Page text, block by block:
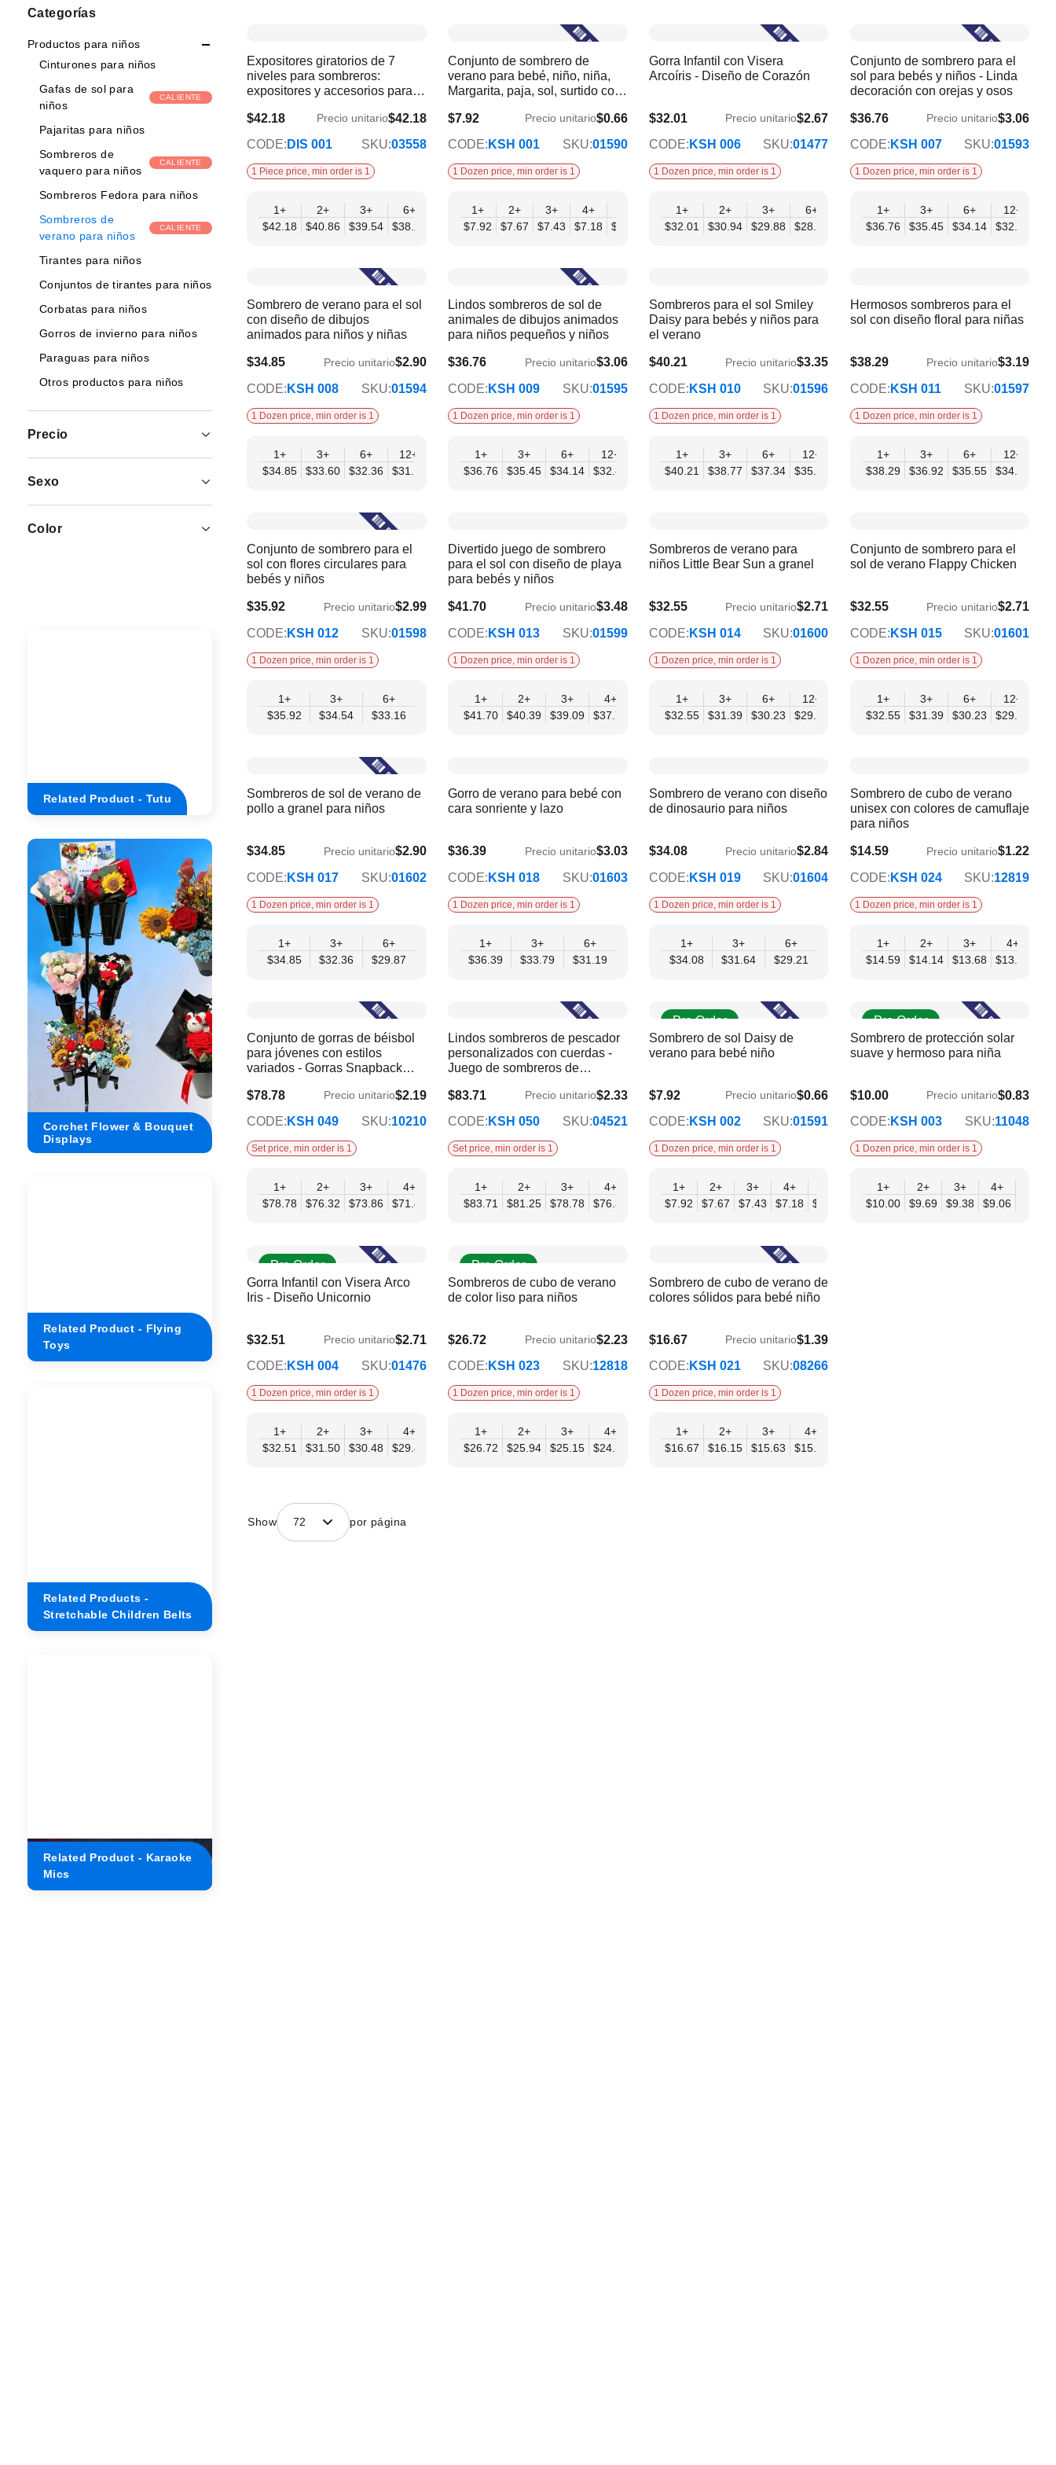
Expositores giratorios de 7
niveles para sombreros:
expositores y accesorios para
$42.18
$35.59 Precio unitario$42.18
CODE: DIS 001 SKU:03558
1 Piece price, min order is 1
1+
$42.18
2+
$40.86
3+
$39.54
6+
$38.22
$36.90
$35.59
Conjunto de sombrero de
verano para bebé, niño, niña,
Margarita, paja, sol, surtido con
$7.92
$6.44 Precio unitario$0.66
CODE: KSH 001 SKU:01590
1 Dozen price, min order is 1
1+
$7.92
2+
$7.67
3+
$7.43
4+
$7.18
$6.93
$6.68
$6.44
Gorra Infantil con Visera
Arcoíris - Diseño de Corazón
$32.01
$26.68 Precio unitario$2.67
CODE: KSH 006 SKU:01477
1 Dozen price, min order is 1
1+
$32.01
2+
$30.94
3+
$29.88
6+
$28.81
$27.74
12+
$26.68
Conjunto de sombrero para el
sol para bebés y niños - Linda
decoración con orejas y osos
$36.76
$32.83 Precio unitario$3.06
CODE: KSH 007 SKU:01593
1 Dozen price, min order is 1
1+
$36.76
3+
$35.45
6+
$34.14
12+
$32.83
Sombrero de verano para el sol
con diseño de dibujos
animados para niños y niñas
$34.85
$31.11 Precio unitario$2.90
CODE: KSH 008 SKU:01594
1 Dozen price, min order is 1
1+
$34.85
3+
$33.60
6+
$32.36
12+
$31.11
Lindos sombreros de sol de
animales de dibujos animados
para niños pequeños y niños
$36.76
$32.83 Precio unitario$3.06
CODE: KSH 009 SKU:01595
1 Dozen price, min order is 1
1+
$36.76
3+
$35.45
6+
$34.14
12+
$32.83
Sombreros para el sol Smiley
Daisy para bebés y niños para
el verano
$40.21
$35.90 Precio unitario$3.35
CODE: KSH 010 SKU:01596
1 Dozen price, min order is 1
1+
$40.21
3+
$38.77
6+
$37.34
12+
$35.90
Hermosos sombreros para el
sol con diseño floral para niñas
$38.29
$34.19 Precio unitario$3.19
CODE: KSH 011 SKU:01597
1 Dozen price, min order is 1
1+
$38.29
3+
$36.92
6+
$35.55
12+
$34.19
Conjunto de sombrero para el
sol con flores circulares para
bebés y niños
$35.92
$33.16 Precio unitario$2.99
CODE: KSH 012 SKU:01598
1 Dozen price, min order is 1
1+
$35.92
3+
$34.54
6+
$33.16
Divertido juego de sombrero
para el sol con diseño de playa
para bebés y niños
$41.70
$33.88 Precio unitario$3.48
CODE: KSH 013 SKU:01599
1 Dozen price, min order is 1
1+
$41.70
2+
$40.39
3+
$39.09
4+
$37.79
$36.48
$35.18
12+
$33.88
Sombreros de verano para
niños Little Bear Sun a granel
$32.55
$29.06 Precio unitario$2.71
CODE: KSH 014 SKU:01600
1 Dozen price, min order is 1
1+
$32.55
3+
$31.39
6+
$30.23
12+
$29.06
Conjunto de sombrero para el
sol de verano Flappy Chicken
$32.55
$29.06 Precio unitario$2.71
CODE: KSH 015 SKU:01601
1 Dozen price, min order is 1
1+
$32.55
3+
$31.39
6+
$30.23
12+
$29.06
Sombreros de sol de verano de
pollo a granel para niños
$34.85
$29.87 Precio unitario$2.90
CODE: KSH 017 SKU:01602
1 Dozen price, min order is 1
1+
$34.85
3+
$32.36
6+
$29.87
Gorro de verano para bebé con
cara sonriente y lazo
$36.39
$31.19 Precio unitario$3.03
CODE: KSH 018 SKU:01603
1 Dozen price, min order is 1
1+
$36.39
3+
$33.79
6+
$31.19
Sombrero de verano con diseño
de dinosaurio para niños
$34.08
$29.21 Precio unitario$2.84
CODE: KSH 019 SKU:01604
1 Dozen price, min order is 1
1+
$34.08
3+
$31.64
6+
$29.21
Sombrero de cubo de verano
unisex con colores de camuflaje
para niños
$14.59
$11.86 Precio unitario$1.22
CODE: KSH 024 SKU:12819
1 Dozen price, min order is 1
1+
$14.59
2+
$14.14
3+
$13.68
4+
$13.22
Conjunto de gorras de béisbol
para jóvenes con estilos
variados - Gorras Snapback
$78.78
$64.01 Precio unitario$2.19
CODE: KSH 049 SKU:10210
Set price, min order is 1
1+
$78.78
2+
$76.32
3+
$73.86
4+
$71.40
$68.94
$66.47
12+
$64.01
Lindos sombreros de pescador
personalizados con cuerdas -
Juego de sombreros de
$83.71
$68.94 Precio unitario$2.33
CODE: KSH 050 SKU:04521
Set price, min order is 1
1+
$83.71
2+
$81.25
3+
$78.78
4+
$76.32
$73.86
$71.40
12+
$68.94
Pre Order
Sombrero de sol Daisy de
verano para bebé niño
$7.92
$6.44 Precio unitario$0.66
CODE: KSH 002 SKU:01591
1 Dozen price, min order is 1
1+
$7.92
2+
$7.67
3+
$7.43
4+
$7.18
$6.93
$6.68
$6.44
Pre Order
Sombrero de protección solar
suave y hermoso para niña
$10.00
$8.13 Precio unitario$0.83
CODE: KSH 003 SKU:11048
1 Dozen price, min order is 1
1+
$10.00
2+
$9.69
3+
$9.38
4+
$9.06
Pre Order
Gorra Infantil con Visera Arco
Iris - Diseño Unicornio
$32.51
$26.42 Precio unitario$2.71
CODE: KSH 004 SKU:01476
1 Dozen price, min order is 1
1+
$32.51
2+
$31.50
3+
$30.48
4+
$29.46
$28.45
$27.43
12+
$26.42
Pre Order
Sombreros de cubo de verano
de color liso para niños
$26.72
$22.01 Precio unitario$2.23
CODE: KSH 023 SKU:12818
1 Dozen price, min order is 1
1+
$26.72
2+
$25.94
3+
$25.15
4+
$24.37
$23.58
$22.79
12+
$22.01
Sombrero de cubo de verano de
colores sólidos para bebé niño
$16.67
$13.55 Precio unitario$1.39
CODE: KSH 021 SKU:08266
1 Dozen price, min order is 1
1+
$16.67
2+
$16.15
3+
$15.63
4+
$15.11
Show 72 por página
de
compra
Categorías
Productos para niños
Cinturones para niños
Gafas de sol para
niños
CALIENTE
Pajaritas para niños
Sombreros de
vaquero para niños
CALIENTE
Sombreros Fedora para niños
Sombreros de
verano para niños
CALIENTE
Tirantes para niños
Conjuntos de tirantes para niños
Corbatas para niños
Gorros de invierno para niños
Paraguas para niños
Otros productos para niños
Precio
Sexo
Color
Related Product - Tutu
Crochet Flower Display
Dimensions
Corchet Flower & Bouquet
Displays
Crochet Flower Display
Dimensions
Related Product - Flying
Toys
Related Products -
Stretchable Children Belts
Related Product - Karaoke
Mics